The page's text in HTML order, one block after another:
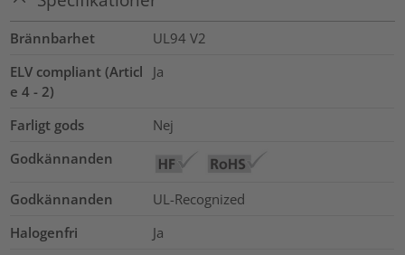
Brännbarhet
UL94 V2
ELV compliant (Articl
e 4 - 2)
Ja
Farligt gods
Nej
Godkännanden
Godkännanden
UL-Recognized
Halogenfri
Ja